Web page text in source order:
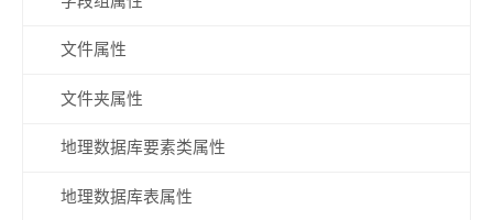
文件属性
文件夹属性
地理数据库要素类属性
地理数据库表属性